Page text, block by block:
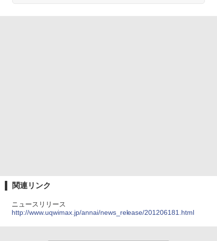
関連リンク
ニュースリリース
http://www.uqwimax.jp/annai/news_release/201206181.html